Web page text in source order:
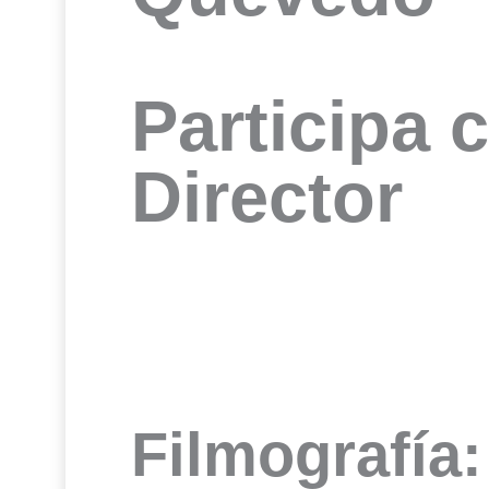
Participa
Director
Filmografía: